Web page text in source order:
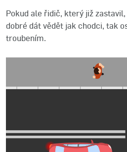
Pokud ale řidič, který již
dobré dát vědět jak chodci, tak
troubením.